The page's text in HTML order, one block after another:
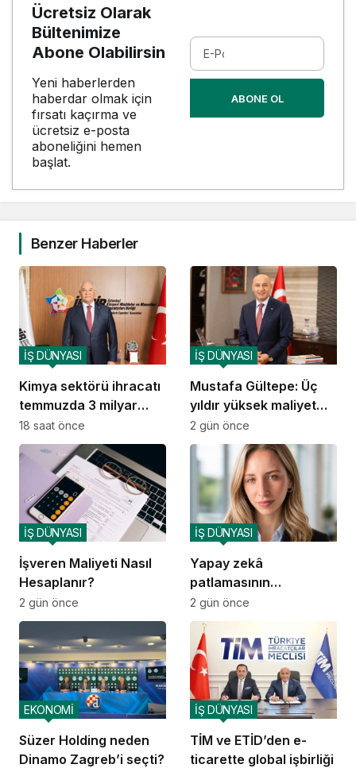
Ücretsiz Olarak
Bültenimize
Abone Olabilirsin
Yeni haberlerden
haberdar olmak için
fırsatı kaçırma ve
ücretsiz e-posta
aboneliğini hemen
başlat.
ABONE OL
Benzer Haberler
Kimya sektörü ihracatı
temmuzda 3 milyar
doları aştı
İŞ DÜNYASI
18 saat önce
Mustafa Gültepe: Üç
yıldır yüksek maliyet
sorunuyla mücadele
ediyoruz
İŞ DÜNYASI
2 gün önce
İşveren Maliyeti Nasıl
Hesaplanır?
İŞ DÜNYASI
2 gün önce
Yapay zekâ
patlamasının
arkasındaki sessiz
darboğaz: Elektrik
İŞ DÜNYASI
2 gün önce
Süzer Holding neden
Dinamo Zagreb’i seçti?
EKONOMİ
TİM ve ETİD’den e-
ticarette global işbirliği
İŞ DÜNYASI